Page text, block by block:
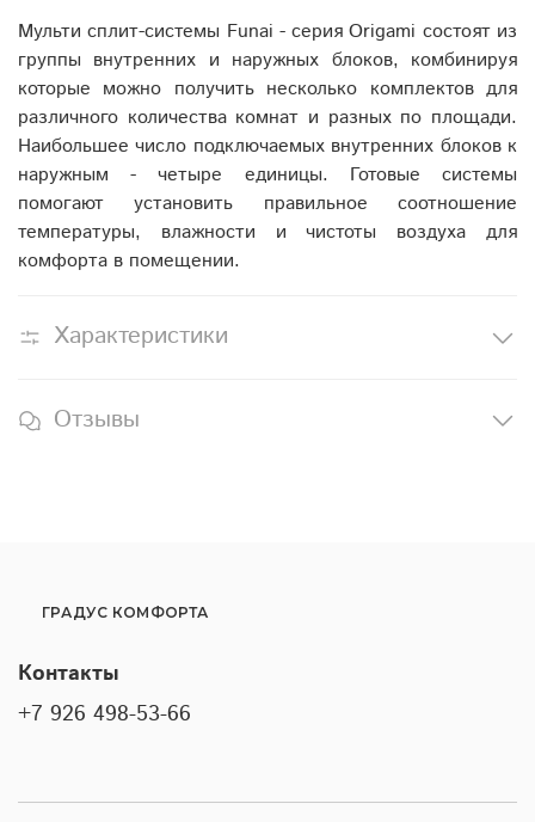
Мульти сплит-системы Funai - серия Origami состоят из
группы внутренних и наружных блоков, комбинируя
которые можно получить несколько комплектов для
различного количества комнат и разных по площади.
Наибольшее число подключаемых внутренних блоков к
наружным - четыре единицы. Готовые системы
помогают установить правильное соотношение
температуры, влажности и чистоты воздуха для
комфорта в помещении.
Характеристики
Отзывы
ГРАДУС КОМФОРТА
Контакты
+7 926 498-53-66